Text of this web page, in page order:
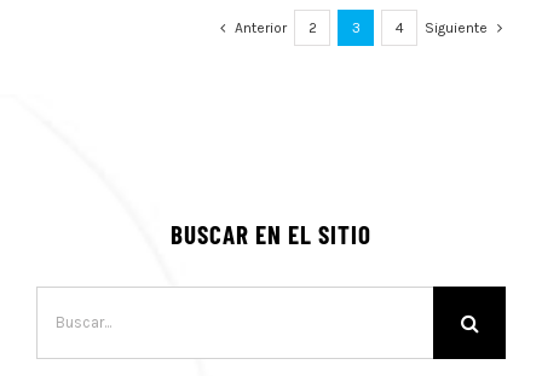
Anterior 2 3 4 Siguiente
BUSCAR EN EL SITIO